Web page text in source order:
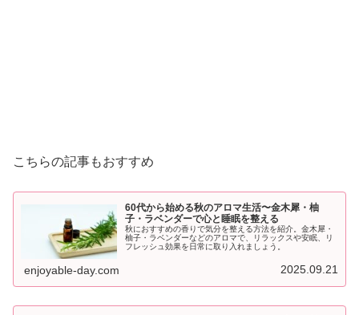
こちらの記事もおすすめ
60代から始める秋のアロマ生活〜金木犀・柚
子・ラベンダーで心と睡眠を整える
秋におすすめの香りで気分を整える方法を紹介。金木犀・
柚子・ラベンダーなどのアロマで、リラックスや安眠、リ
フレッシュ効果を日常に取り入れましょう。
enjoyable-day.com 2025.09.21